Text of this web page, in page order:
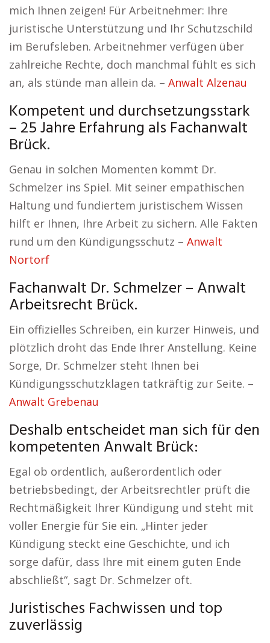
mich Ihnen zeigen! Für Arbeitnehmer: Ihre
juristische Unterstützung und Ihr Schutzschild
im Berufsleben. Arbeitnehmer verfügen über
zahlreiche Rechte, doch manchmal fühlt es sich
an, als stünde man allein da. – Anwalt Alzenau
Kompetent und durchsetzungsstark
– 25 Jahre Erfahrung als Fachanwalt
Brück.
Genau in solchen Momenten kommt Dr.
Schmelzer ins Spiel. Mit seiner empathischen
Haltung und fundiertem juristischem Wissen
hilft er Ihnen, Ihre Arbeit zu sichern. Alle Fakten
rund um den Kündigungsschutz – Anwalt
Nortorf
Fachanwalt Dr. Schmelzer – Anwalt
Arbeitsrecht Brück.
Ein offizielles Schreiben, ein kurzer Hinweis, und
plötzlich droht das Ende Ihrer Anstellung. Keine
Sorge, Dr. Schmelzer steht Ihnen bei
Kündigungsschutzklagen tatkräftig zur Seite. –
Anwalt Grebenau
Deshalb entscheidet man sich für den
kompetenten Anwalt Brück:
Egal ob ordentlich, außerordentlich oder
betriebsbedingt, der Arbeitsrechtler prüft die
Rechtmäßigkeit Ihrer Kündigung und steht mit
voller Energie für Sie ein. „Hinter jeder
Kündigung steckt eine Geschichte, und ich
sorge dafür, dass Ihre mit einem guten Ende
abschließt“, sagt Dr. Schmelzer oft.
Juristisches Fachwissen und top
zuverlässig